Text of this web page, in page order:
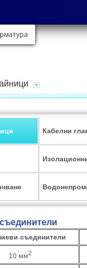
Кабелни
съединители
10 мм2